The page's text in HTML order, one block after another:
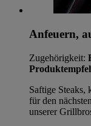
Anfeuern,
Zugehörigkeit:
Saftige Steaks,
für den
unserer